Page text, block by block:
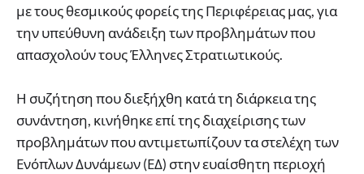
με τους θεσμικούς φορείς της Περιφέρειας μας, για
την υπεύθυνη ανάδειξη των προβλημάτων που
απασχολούν τους Έλληνες Στρατιωτικούς.
Η συζήτηση που διεξήχθη κατά τη διάρκεια της
συνάντηση, κινήθηκε επί της διαχείρισης των
προβλημάτων που αντιμετωπίζουν τα στελέχη των
Ενόπλων Δυνάμεων (ΕΔ) στην ευαίσθητη περιοχή